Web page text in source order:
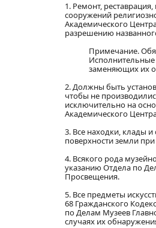
1. Ремонт,
сооружений
Академического
разрешению
Примечание.
заменяющих их
2. Должны быть
чтобы не
исключительно на
Академического
3. Все находки, клады
поверхности земли
4. Всякого рода
указанию Отдела по
Просвещения.
5. Все предметы
68 Гражданского
по Делам Музеев
случаях их